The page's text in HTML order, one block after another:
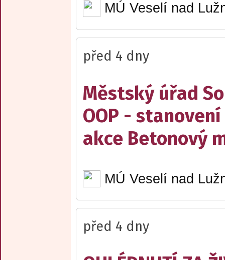
MÚ Veselí nad
před 4 dny
Městský úřad
OOP -
akce Betonový
MÚ Veselí nad
před 4 dny